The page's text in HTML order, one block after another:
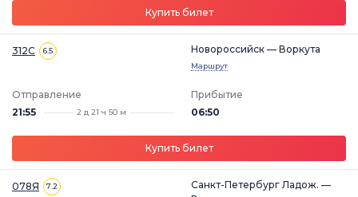
Купить билет
312С 6.5 Новороссийск — Воркута
Маршрут
Отправление
21:55
2 д 21 ч 50 м
Прибытие
06:50
Купить билет
078Я 7.2
Санкт-Петербург Ладож. —